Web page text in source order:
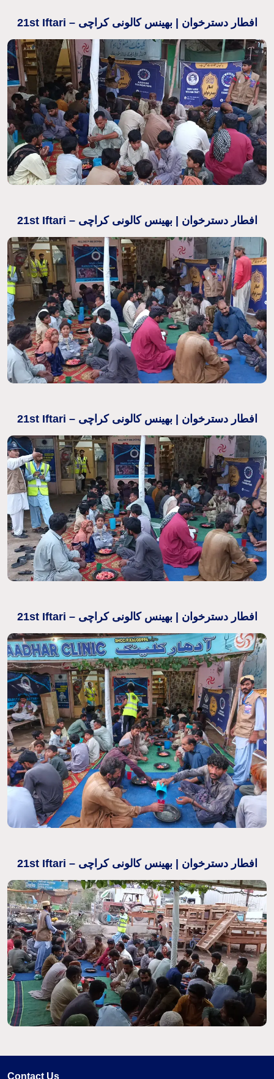
21st Iftari – افطار دسترخوان | بھینس کالونی کراچی
21st Iftari – افطار دسترخوان | بھینس کالونی کراچی
21st Iftari – افطار دسترخوان | بھینس کالونی کراچی
21st Iftari – افطار دسترخوان | بھینس کالونی کراچی
21st Iftari – افطار دسترخوان | بھینس کالونی کراچی
Contact Us